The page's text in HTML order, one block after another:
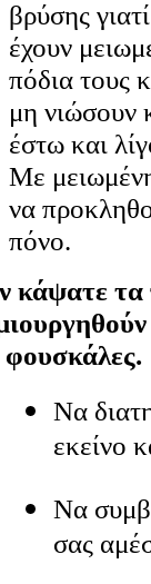
βρύσης
έχουν
πόδια τους
μη νιώσουν
έστω και
Με
να
πόνο.
κάψατε τα
φουσκάλες.
Να
εκείνο
Να
σας